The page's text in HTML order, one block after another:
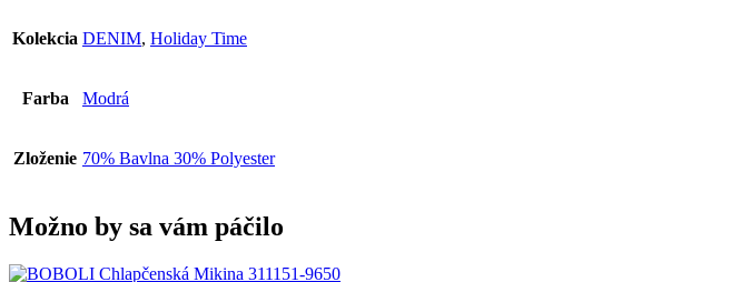
Kolekcia DENIM, Holiday Time
Farba Modrá
Zloženie 70% Bavlna 30% Polyester
Možno by sa vám páčilo